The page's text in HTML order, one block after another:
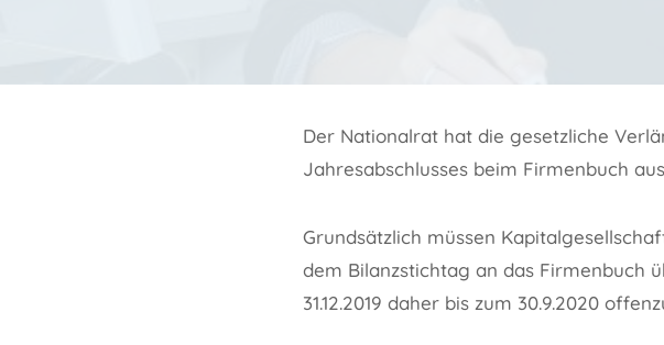
Der Nationalrat hat die gesetzliche
Jahresabschlusses beim Firmenbuch
Grundsätzlich müssen
dem Bilanzstichtag an das Firmenbuch
31.12.2019 daher bis zum 30.9.2020